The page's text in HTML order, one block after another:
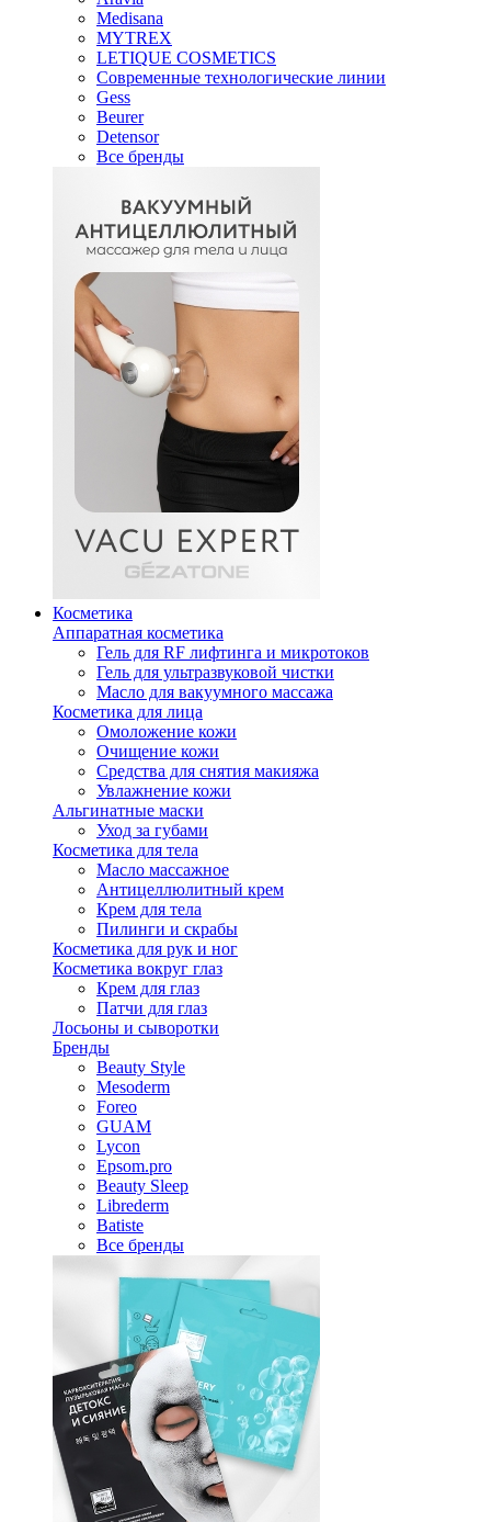
Medisana
MYTREX
LETIQUE COSMETICS
Современные технологические линии
Gess
Beurer
Detensor
Все бренды
Косметика
Аппаратная косметика
Гель для RF лифтинга и микротоков
Гель для ультразвуковой чистки
Масло для вакуумного массажа
Косметика для лица
Омоложение кожи
Очищение кожи
Средства для снятия макияжа
Увлажнение кожи
Альгинатные маски
Уход за губами
Косметика для тела
Масло массажное
Антицеллюлитный крем
Крем для тела
Пилинги и скрабы
Косметика для рук и ног
Косметика вокруг глаз
Крем для глаз
Патчи для глаз
Лосьоны и сыворотки
Бренды
Beauty Style
Mesoderm
Foreo
GUAM
Lycon
Epsom.pro
Beauty Sleep
Librederm
Batiste
Все бренды